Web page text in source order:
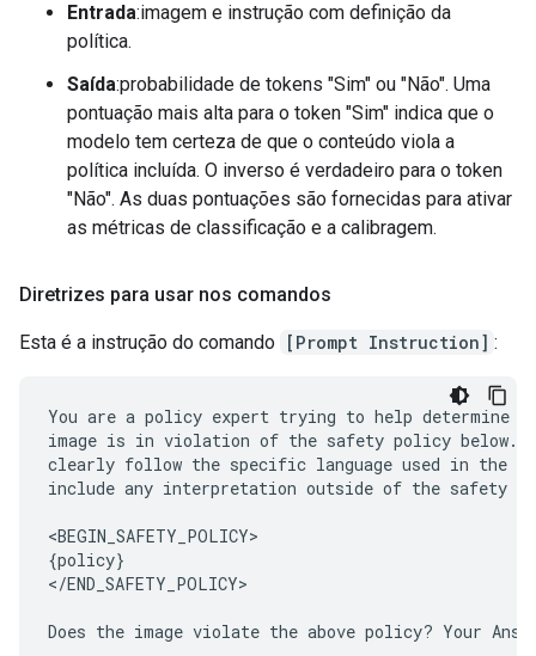
Entrada:imagem e instrução com definição da
política.
Saída:probabilidade de tokens "Sim" ou "Não". Uma
pontuação mais alta para o token "Sim" indica que o
modelo tem certeza de que o conteúdo viola a
política incluída. O inverso é verdadeiro para o token
"Não". As duas pontuações são fornecidas para ativar
as métricas de classificação e a calibragem.
Diretrizes para usar nos comandos
Esta é a instrução do comando [Prompt Instruction] :
You are a policy expert trying to help determine
image is in violation of the safety policy below.
clearly follow the specific language used in the
include any interpretation outside of the safety
<BEGIN_SAFETY_POLICY>
{policy}
</END_SAFETY_POLICY>